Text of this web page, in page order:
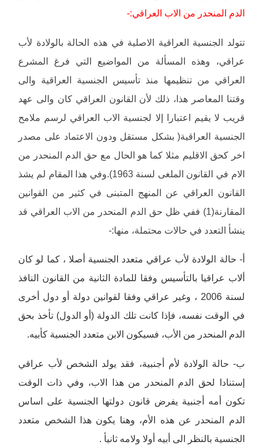
الدم المنحدر من الاب العراقي:-
تتولد الجنسية العراقية الاصلية في هذه الحالة بالولادة لأب
عراقي، وهذه المسألة من المواضيع التي فرغ المشرع
العراقي من تنظيمها منذ تأسيس الجنسية العراقية والى
وقتنا المعاصر هذا، ذلك لأن القانون العراقي كان والى عهد
قريب لا يقيم اعتبارا إلا لجنسية الاب العراقي لرسم ملامح
الجنسية العراقية( بشكل مستقل ودون الاعتماد على مصدر
اخر كحق الاقليم مثلا كما هو الحال مع حق الدم المنحدر من
الام في القانون الملغى لسنة 1963).وفي هذا المقام لم يشذ
القانون العراقي عن المنهج المتبنى في كثير من القوانين
المقارنة(1) ففي ظل حق الدم المنحدر من الاب العراقي قد
ينشأ التعدد في حالات محتملة، منها:-
أ- حالة الولادة لأب عراقي متعدد الجنسية أصلا ، كما لو كان
ألاب عراقيا بالتأسيس وفقا للمادة الثانية من القانون النافذ
لسنة 2006 ، وغير عراقي وفقا لقوانين دولة أو دول أخرى
في الوقت نفسه، فإذا كانت تلك الدولة (أو الدول) تأخذ بحق
الدم المنحدر من الأب، فسيكون الابن متعدد الجنسية كأبيه.
ب- حالة الولادة لأم أجنبية، فقد يولد الشخص لأب عراقي
إستنادا لحق الدم المنحدر من هذا الاب، وفي ذات الوقت
تكون أمه أجنبية يفرض قانون دولتها الجنسية على اساس
الدم المنحدر عن هذه الأم، وهنا يكون هذا الشخص متعدد
الجنسية بالنظر الى أبيه أولا ولامه ثانيأ .